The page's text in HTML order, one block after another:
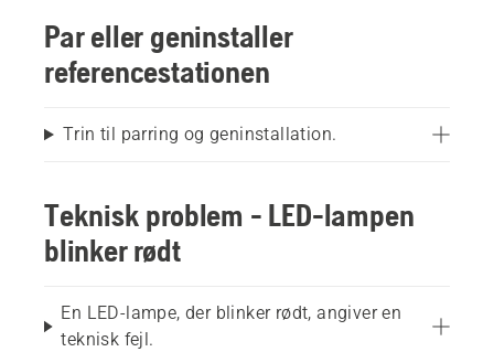
Par eller geninstaller
referencestationen
Trin til parring og geninstallation.
Teknisk problem - LED-lampen
blinker rødt
En LED-lampe, der blinker rødt, angiver en
teknisk fejl.